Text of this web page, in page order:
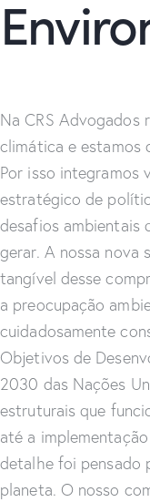
Na CRS Advogados
climática e estamos
Por isso integramos
estratégico de
desafios ambientais
gerar. A nossa nova
tangível desse
a preocupação
cuidadosamente
Objetivos de
2030 das Nações
estruturais que
até a
detalhe foi pensado
planeta. O nosso